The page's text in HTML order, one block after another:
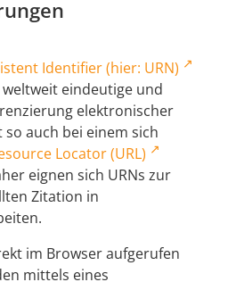
Identifier (hier: URN)
eindeutige und
elektronischer
auch bei einem sich
Locator (URL)
eignen sich URNs zur
Zitation in
im Browser aufgerufen
mittels eines